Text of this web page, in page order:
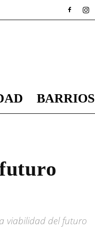
BARRIOS
viabilidad del futuro